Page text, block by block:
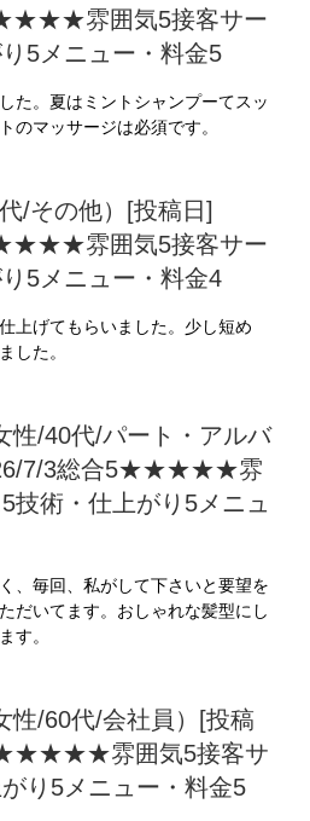
雰囲気5接客サー
5メニュー・料金5
た。夏はミントシャンプーてスッ
のマッサージは必須です。
/その他）[投稿日]
雰囲気5接客サー
5メニュー・料金4
上げてもらいました。少し短め
した。
性/40代/パート・アルバ
7/3総合5★★★★★雰
技術・仕上がり5メニュ
、毎回、私がして下さいと要望を
だいてます。おしゃれな髪型にし
す。
性/60代/会社員）[投稿
雰囲気5接客サ
り5メニュー・料金5